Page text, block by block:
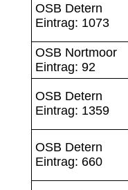
OSB Detern
Eintrag: 1073
OSB Nortmoor
Eintrag: 92
OSB Detern
Eintrag: 1359
OSB Detern
Eintrag: 660